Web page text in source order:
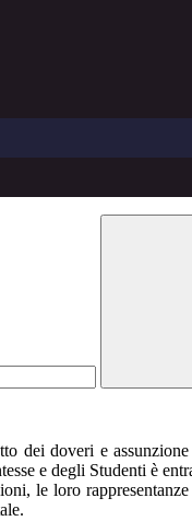
dei doveri e
e degli Studenti è
le loro